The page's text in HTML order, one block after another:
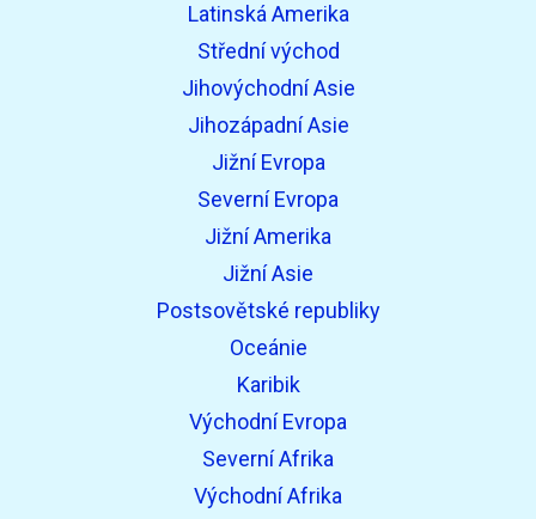
Latinská Amerika
Střední východ
Jihovýchodní Asie
Jihozápadní Asie
Jižní Evropa
Severní Evropa
Jižní Amerika
Jižní Asie
Postsovětské republiky
Oceánie
Karibik
Východní Evropa
Severní Afrika
Východní Afrika